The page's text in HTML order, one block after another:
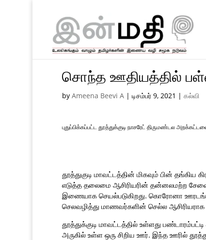
சொந்த ஊதியத்தில்
by Ameena Beevi A| டிசம்பர் 9, 2021 | கல்வி
புதுப்பிக்கப்பட்ட தூத்துக்குடி நாசரேட் திருமண்டல
தூத்துகுடி மாவட்டத்தின் மிகவும் பின்
எடுத்த தலைமை ஆசிரியரின் தன்னலமற்ற
இணையாக செயல்படுகிறது. கொரோனா
செலவழித்து மாணவர்களின் செல்ல
தூத்துக்குடி மாவட்டத்தில் உள்ளது
அருகில் உள்ள ஒரு சிறிய ஊர். இந்த ஊரில்